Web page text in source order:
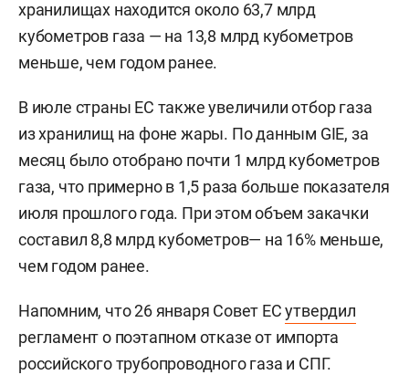
хранилищах находится около 63,7 млрд
кубометров газа — на 13,8 млрд кубометров
меньше, чем годом ранее.
В июле страны ЕС также увеличили отбор газа
из хранилищ на фоне жары. По данным GIE, за
месяц было отобрано почти 1 млрд кубометров
газа, что примерно в 1,5 раза больше показателя
июля прошлого года. При этом объем закачки
составил 8,8 млрд кубометров— на 16% меньше,
чем годом ранее.
Напомним, что 26 января Совет ЕСутвердил
регламент о поэтапном отказе от импорта
российского трубопроводного газа и СПГ.